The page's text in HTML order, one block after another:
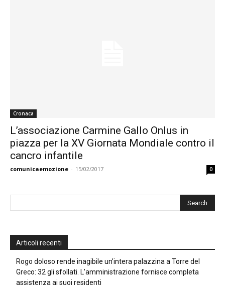
Cronaca
L’associazione Carmine Gallo Onlus in
piazza per la XV Giornata Mondiale contro il
cancro infantile
comunicaemozione - 15/02/2017 0
Articoli recenti
Rogo doloso rende inagibile un’intera palazzina a Torre del
Greco: 32 gli sfollati. L’amministrazione fornisce completa
assistenza ai suoi residenti